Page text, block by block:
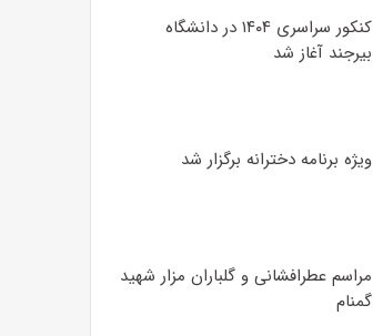
کنکور سراسری ۱۴۰۴ در دانشگاه
بیرجند آغاز شد
ویژه برنامه دخترانه برگزار شد
مراسم عطرافشانی و گلباران مزار شهید
گمنام